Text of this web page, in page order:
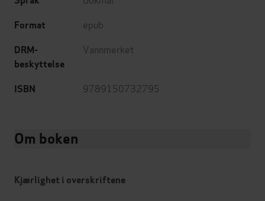
Format epub
DRM-
beskyttelse
Vannmerket
ISBN 9789150732795
Om boken
Kjærlighet i overskriftene